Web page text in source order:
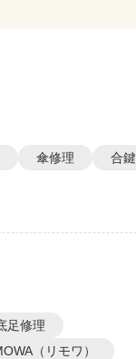
傘修理
合
足修理
（リモワ）